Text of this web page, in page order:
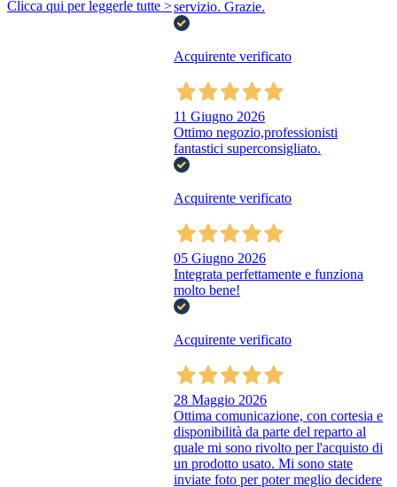
Clicca qui per leggerle tutte >servizio. Grazie.
Acquirente verificato
11 Giugno 2026
Ottimo negozio,professionisti
fantastici superconsigliato.
Acquirente verificato
05 Giugno 2026
Integrata perfettamente e funziona
molto bene!
Acquirente verificato
28 Maggio 2026
Ottima comunicazione, con cortesia e
disponibilità da parte del reparto al
quale mi sono rivolto per l'acquisto di
un prodotto usato. Mi sono state
inviate foto per poter meglio decidere